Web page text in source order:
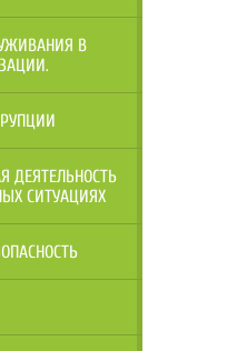
В
ДЕЯТЕЛЬНОСТЬ
СИТУАЦИЯХ